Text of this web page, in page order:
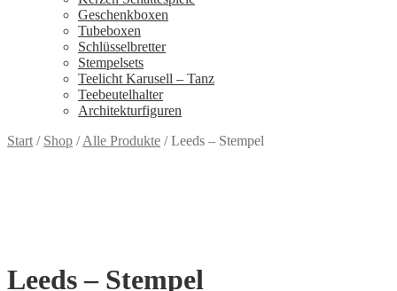
Geschenkboxen
Tubeboxen
Schlüsselbretter
Stempelsets
Teelicht Karusell – Tanz
Teebeutelhalter
Architekturfiguren
Start / Shop /Alle Produkte /Leeds – Stempel
Leeds – Stempel